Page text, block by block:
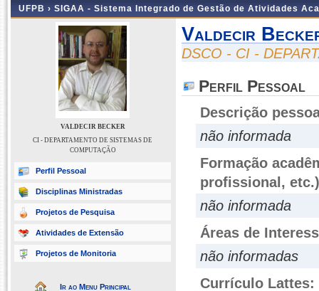
UFPB › SIGAA - Sistema Integrado de Gestão de Atividades
VALDECIR BECKER
CI - DEPARTAMENTO DE SISTEMAS DE
COMPUTAÇÃO
Perfil Pessoal
Disciplinas Ministradas
Projetos de Pesquisa
Atividades de Extensão
Projetos de Monitoria
Ir ao Menu Principal
Valdecir
DSCO - CI -
Perfil Pessoal
Descrição
não informada
Formação
profissional, etc.)
não informada
Áreas de
não informadas
Currículo Lattes: